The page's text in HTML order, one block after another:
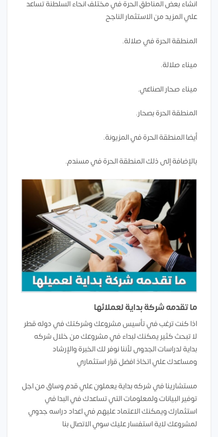
انشاء بعض المناطق الحرة في مختلف انحاء السلطنة تساعد
علي المزيد من الاستثمار الناجح
المنطقة الحرة في صلالة.
ميناء صلالة.
ميناء صحار الصناعي.
المنطقة الحرة بصحار.
أيضا المنطقة الحرة في المزيونة.
بالإضافة إلى ذلك المنطقة الحرة في مسندم.
ما تقدمه شركة بداية لعملائها
اذا كنت ترغب في تأسيس مشروعك وشركتك في دوله قطر
لا تبحث كثير يمكنك لبداء في مشروعك من خلال شركه
بداية لدراسات الجدوى لأننا نوفر لك الخبرة والإرشاد
ومساعدك علي اتخاذ افضل قرار استثماري
مستشارينا في شركه بداية يعملون علي قدم وساق من اجل
توفير البيانات ولمعلومات التي تساعدك في البدا في
استثمارك ويمكنك الاعتماد عليهم في اعداد دراسه جدوي
لمشروعك لاية استفسار عليك سوي الاتصال بنا